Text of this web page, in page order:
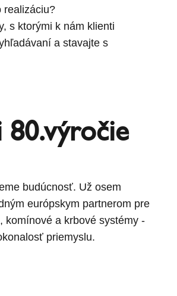
realizáciu?
s ktorými k nám klienti
a stavajte s
80.výročie
budúcnosť. Už osem
európskym partnerom pre
komínové a krbové systémy -
priemyslu.